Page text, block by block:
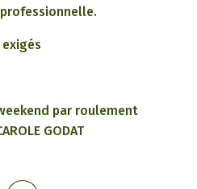
exigés
par roulement
GODAT